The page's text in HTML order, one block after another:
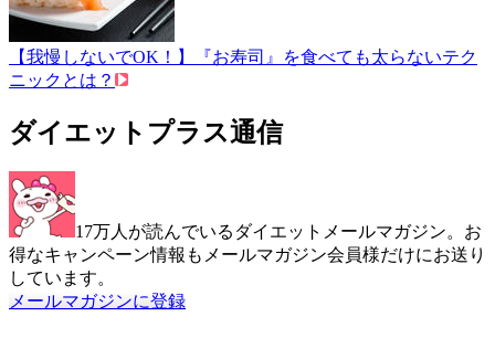
【我慢しないでOK！】『お寿司』を食べても太らないテク
ニックとは？
ダイエットプラス通信
17万人が読んでいるダイエットメールマガジン。お
得なキャンペーン情報もメールマガジン会員様だけにお送り
しています。
メールマガジンに登録